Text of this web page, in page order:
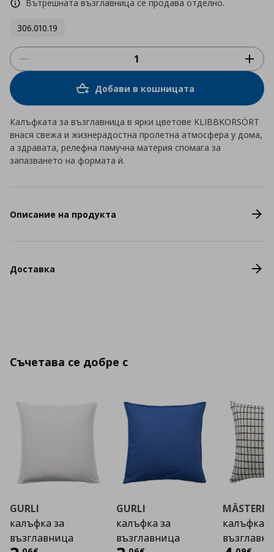
Вътрешната възглавница се продава отделно.
306.010.19
Добави в кошницата
Калъфката за възглавница в ярки цветове KLIBBKORSÖRT
внася свежа и жизнерадостна пролетна атмосфера у дома,
а здравата, релефна памучна материя спомага за
запазването на формата ѝ.
Описание на продукта
Доставка
Съчетава се добре с
GURLI
калъфка за
възглавница
GURLI
калъфка за
възглавница
калъфка